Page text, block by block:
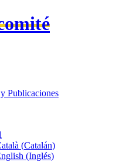
Publicaciones
(Catalán)
(Inglés)